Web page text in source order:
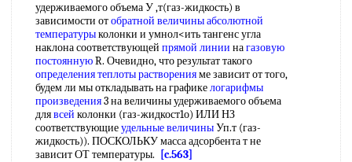
удерживаемого объема У ,т(газ-жидкость) в
зависимости отобратной величиныабсолютной
температурыколонки и умнол<ить тангенс угла
наклона соответствующей прямой линии нагазовую
постояннуюR. Очевидно, что результат такого
определения теплоты растворенияме зависит от того,
будем ли мы откладывать на графикелогарифмы
произведения3 на величины удерживаемого объема
длявсей колонки (газ-жидкост1о) ИЛИ НЗ
соответствующиеудельные величиныУп.т (газ-
жидкость)). ПОСКОЛЬКУ масса адсорбента т не
зависит ОТ температуры.
[c.563]